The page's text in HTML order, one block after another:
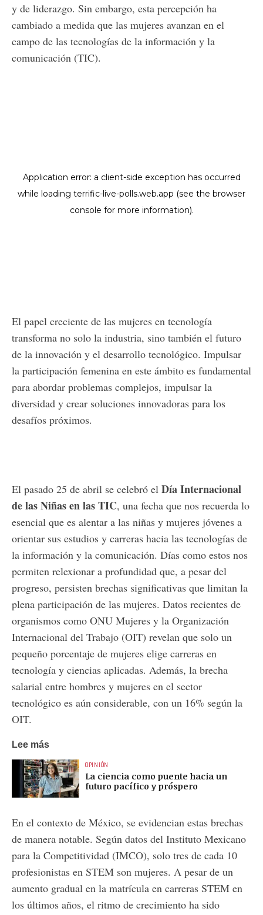
y de liderazgo. Sin embargo, esta percepción ha
cambiado a medida que las mujeres avanzan en el
campo de las tecnologías de la información y la
comunicación (TIC).
El papel creciente de las mujeres en tecnología
transforma no solo la industria, sino también el futuro
de la innovación y el desarrollo tecnológico. Impulsar
la participación femenina en este ámbito es fundamental
para abordar problemas complejos, impulsar la
diversidad y crear soluciones innovadoras para los
desafíos próximos.
El pasado 25 de abril se celebró el Día Internacional
de las Niñas en las TIC, una fecha que nos recuerda lo
esencial que es alentar a las niñas y mujeres jóvenes a
orientar sus estudios y carreras hacia las tecnologías de
la información y la comunicación. Días como estos nos
permiten relexionar a profundidad que, a pesar del
progreso, persisten brechas significativas que limitan la
plena participación de las mujeres. Datos recientes de
organismos como ONU Mujeres y la Organización
Internacional del Trabajo (OIT) revelan que solo un
pequeño porcentaje de mujeres elige carreras en
tecnología y ciencias aplicadas. Además, la brecha
salarial entre hombres y mujeres en el sector
tecnológico es aún considerable, con un 16% según la
OIT.
Lee más
OPINIÓN
La ciencia como puente hacia un
futuro pacífico y próspero
En el contexto de México, se evidencian estas brechas
de manera notable. Según datos del Instituto Mexicano
para la Competitividad (IMCO), solo tres de cada 10
profesionistas en STEM son mujeres. A pesar de un
aumento gradual en la matrícula en carreras STEM en
los últimos años, el ritmo de crecimiento ha sido